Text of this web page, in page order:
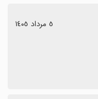
٥ مرداد ١٤٠٥